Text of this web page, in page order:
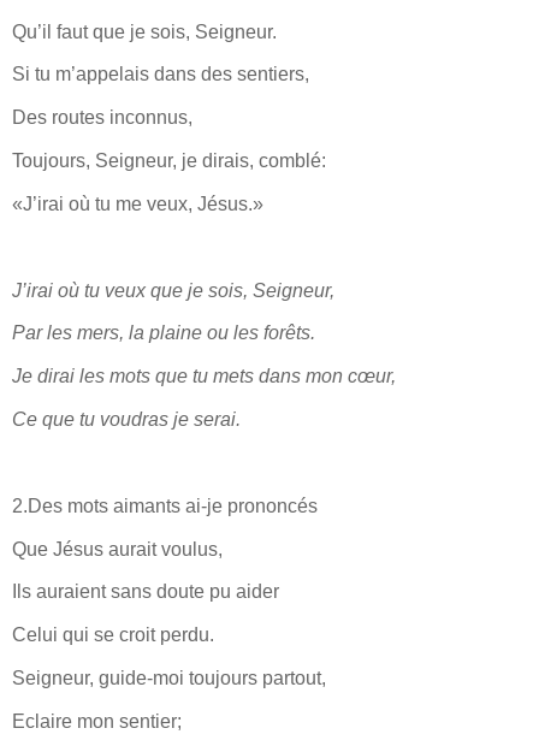
Qu’il faut que je sois, Seigneur.
Si tu m’appelais dans des sentiers,
Des routes inconnus,
Toujours, Seigneur, je dirais, comblé:
«J’irai où tu me veux, Jésus.»
J’irai où tu veux que je sois, Seigneur,
Par les mers, la plaine ou les forêts.
Je dirai les mots que tu mets dans mon cœur,
Ce que tu voudras je serai.
2.Des mots aimants ai-je prononcés
Que Jésus aurait voulus,
Ils auraient sans doute pu aider
Celui qui se croit perdu.
Seigneur, guide-moi toujours partout,
Eclaire mon sentier;